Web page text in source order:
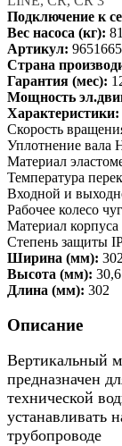
Подключение к
Вес насоса (кг):
Артикул:
Страна
Гарантия (мес):
Мощность
Характеристики:
Скорость
Уплотнение вала
Материал
Температура
Входной и
Рабочее колесо
Материал корпуса
Степень защиты
Ширина (мм): 302
Высота (мм):
Длина (мм): 302
Описание
Вертикальный
предназначен
технической
устанавливать
трубопроводе